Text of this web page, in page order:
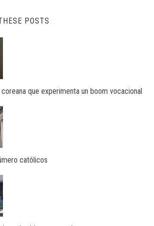
POSTS
que experimenta un boom vocacional
católicos